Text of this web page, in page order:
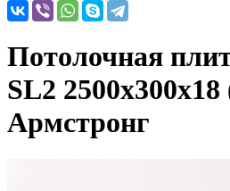
Потолочная
SL2
Армстронг